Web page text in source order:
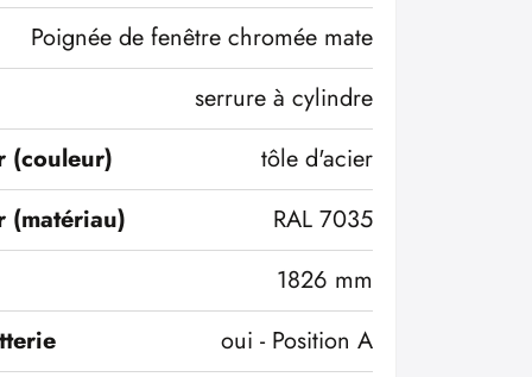
Poignée de fenêtre chromée mate
serrure à cylindre
(couleur)
tôle d'acier
(matériau)
RAL 7035
1826 mm
oui - Position A